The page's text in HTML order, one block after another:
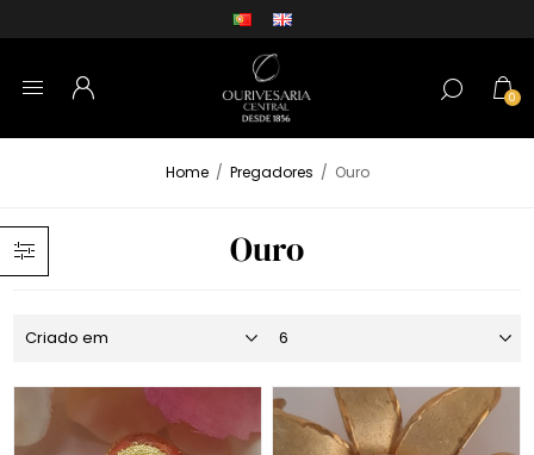
0
Home / Pregadores / Ouro
Ouro